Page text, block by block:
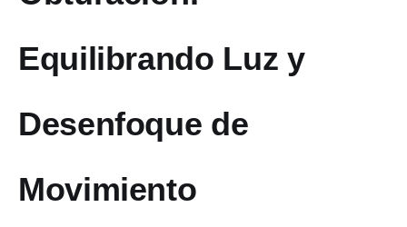
Equilibrando Luz y
Desenfoque de
Movimiento